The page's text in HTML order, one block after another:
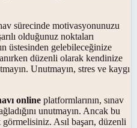
sürecinde motivasyonunuzu
olduğunuz noktaları
üstesinden gelebileceğinize
düzenli olarak kendinize
Unutmayın, stres ve kaygı
online platformlarının, sınav
unutmayın. Ancak bu
Asıl başarı, düzenli